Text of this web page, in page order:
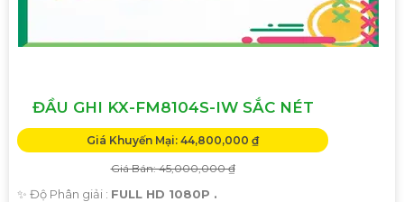
ĐẦU GHI KX-FM8104S-IW SẮC NÉT
Giá Khuyến Mại: 44,800,000 ₫
Giá Bán: 45,000,000 ₫
✨ Độ Phân giải : FULL HD 1080P .